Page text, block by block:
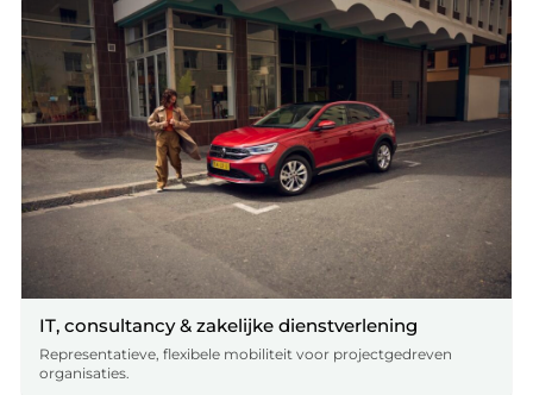
IT, consultancy & zakelijke dienstverlening
Representatieve, flexibele mobiliteit voor projectgedreven
organisaties.